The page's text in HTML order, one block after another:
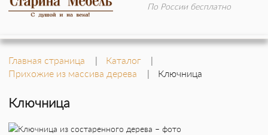
По России бесплатно
Главная страница
Каталог
Прихожие из массива дерева
Ключница
Ключница